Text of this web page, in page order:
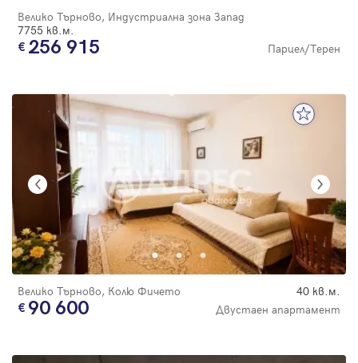
Велико Търново, Индустриална зона Запад
7755 кв.м.
256 915 Парцел/Терен
Велико Търново, Колю Фичето 40 кв.м.
90 600 Двустаен апартамент